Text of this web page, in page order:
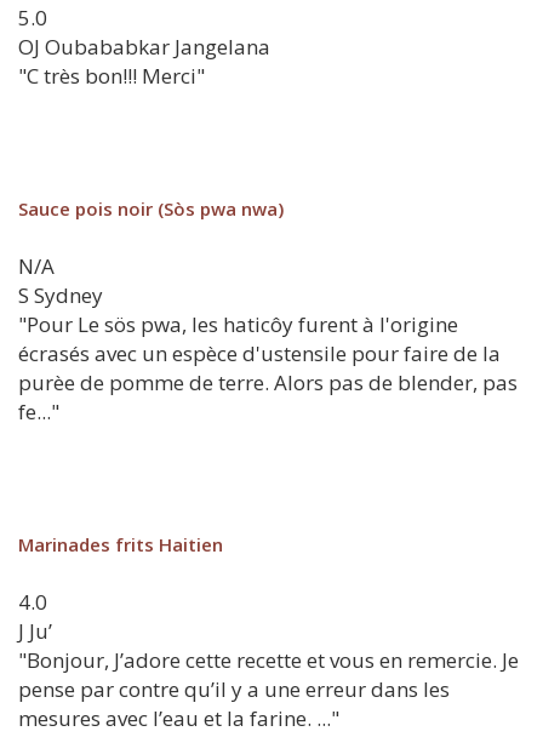
5.0
OJ Oubababkar Jangelana
"C très bon!!! Merci"
Sauce pois noir (Sòs pwa nwa)
N/A
S Sydney
"Pour Le sös pwa, les haticôy furent à l'origine
écrasés avec un espèce d'ustensile pour faire de la
purèe de pomme de terre. Alors pas de blender, pas
fe..."
Marinades frits Haitien
4.0
J Ju’
"Bonjour, J’adore cette recette et vous en remercie. Je
pense par contre qu’il y a une erreur dans les
mesures avec l’eau et la farine. ..."